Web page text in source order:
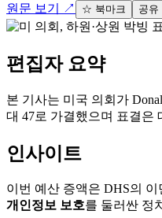
원문 보기
↗ ☆ 북마크 공유
편집자 요약
본 기사는 미국 의회가
대 47로 가결했으며 표결은
인사이트
이번 예산 증액은 DHS의
개인정보 보호를 둘러싼 정